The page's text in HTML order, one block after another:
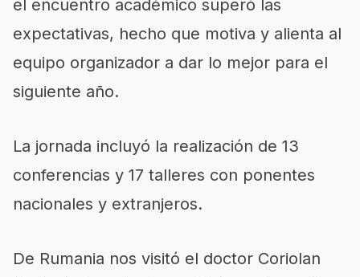
el encuentro académico superó las
expectativas, hecho que motiva y alienta al
equipo organizador a dar lo mejor para el
siguiente año.
La jornada incluyó la realización de 13
conferencias y 17 talleres con ponentes
nacionales y extranjeros.
De Rumania nos visitó el doctor Coriolan